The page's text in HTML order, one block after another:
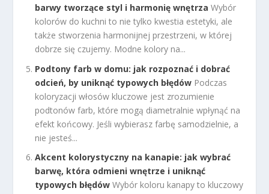
barwy tworzące styl i harmonię wnętrza Wybór
kolorów do kuchni to nie tylko kwestia estetyki, ale
także stworzenia harmonijnej przestrzeni, w której
dobrze się czujemy. Modne kolory na...
Podtony farb w domu: jak rozpoznać i dobrać
odcień, by uniknąć typowych błędów Podczas
koloryzacji włosów kluczowe jest zrozumienie
podtonów farb, które mogą diametralnie wpłynąć na
efekt końcowy. Jeśli wybierasz farbę samodzielnie, a
nie jesteś...
Akcent kolorystyczny na kanapie: jak wybrać
barwę, która odmieni wnętrze i uniknąć
typowych błędów Wybór koloru kanapy to kluczowy